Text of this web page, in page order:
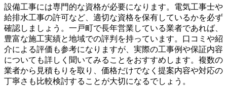
設備工事には専門的な資格が必要になります。電気工事士や
給排水工事の許可など、適切な資格を保有しているかを必ず
確認しましょう。一戸町で長年営業している業者であれば、
豊富な施工実績と地域での評判を持っています。口コミや紹
介による評価も参考になりますが、実際の工事例や保証内容
についても詳しく聞いてみることをおすすめします。複数の
業者から見積もりを取り、価格だけでなく提案内容や対応の
丁寧さも比較検討することが大切になるでしょう。